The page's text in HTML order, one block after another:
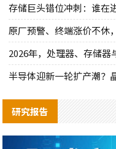
存储巨头错位冲刺：谁在
原厂预警、终端涨价不休
2026年，处理器、存储器
半导体迎新一轮扩产潮？
研究报告